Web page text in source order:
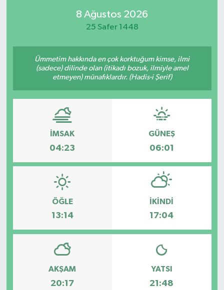
8 Ağustos 2026
25 Safer 1448
Ümmetim hakkında en çok korktuğum kimse, ilmi
(sadece) dilinde olan (itikadı bozuk, ilmiyle amel
etmeyen) münafıklardır. (Hadis-i Şerif)
İMSAK
04:23
GÜNEŞ
06:01
ÖĞLE
13:14
İKINDI
17:04
AKŞAM
20:17
YATSI
21:48